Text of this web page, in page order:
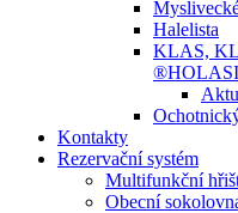
Halelista
KLAS,
Kontakty
Rezervační systém
Multifunkční
Obecní